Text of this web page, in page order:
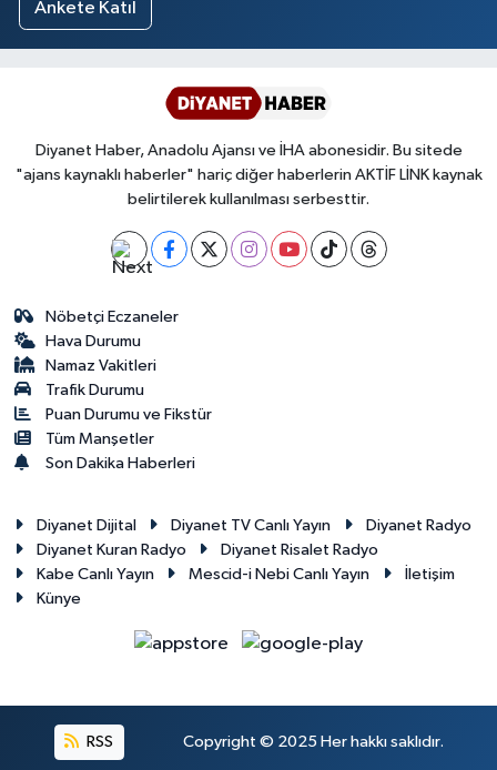
Ankete Katıl
Diyanet Haber, Anadolu Ajansı ve İHA abonesidir. Bu sitede
"ajans kaynaklı haberler" hariç diğer haberlerin AKTİF LİNK kaynak
belirtilerek kullanılması serbesttir.
Nöbetçi Eczaneler
Hava Durumu
Namaz Vakitleri
Trafik Durumu
Puan Durumu ve Fikstür
Tüm Manşetler
Son Dakika Haberleri
Diyanet Dijital Diyanet TV Canlı Yayın
Diyanet Radyo
Diyanet Kuran Radyo
Diyanet Risalet Radyo
Kabe Canlı Yayın
Mescid-i Nebi Canlı Yayın
İletişim
Künye
RSS Copyright © 2025 Her hakkı saklıdır.